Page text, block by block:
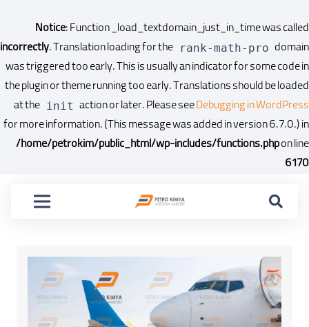
Notice: Function _load_textdomain_just_in_time was called
incorrectly. Translation loading for the rank-math-pro domain
was triggered too early. This is usually an indicator for some code in
the plugin or theme running too early. Translations should be loaded
at the init action or later. Please seeDebugging in WordPress
for more information. (This message was added in version 6.7.0.) in
/home/petrokim/public_html/wp-includes/functions.phpon line
6170